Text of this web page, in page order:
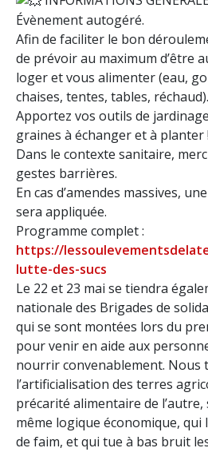
Évènement autogéré.
Afin de faciliter le bon
de prévoir au maximum d’être
loger et vous alimenter (eau,
chaises, tentes, tables, réchaud).
Apportez vos outils de
graines à échanger et à planter !
Dans le contexte sanitaire,
gestes barrières.
En cas d’amendes massives,
sera appliquée.
Programme complet :
https://
lutte-des-sucs
Le 22 et 23 mai se tiendra
nationale des Brigades de
qui se sont montées lors du
pour venir en aide aux
nourrir convenablement. Nous
l’artificialisation des terres
précarité alimentaire de
même logique économique,
de faim, et qui tue à bas bruit